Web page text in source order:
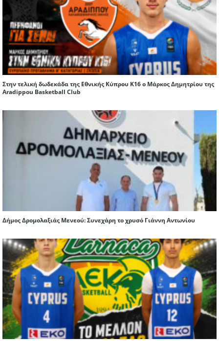
Στην τελική δωδεκάδα της Εθνικής Κύπρου Κ16 ο Μάρκος Δημητρίου της
Aradippou Basketball Club
Δήμος Δρομολαξιάς Μενεού: Συνεχάρη το χρυσό Γιάννη Αντωνίου